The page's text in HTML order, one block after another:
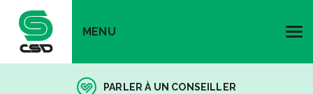
MENU
PARLER À UN CONSEILLER